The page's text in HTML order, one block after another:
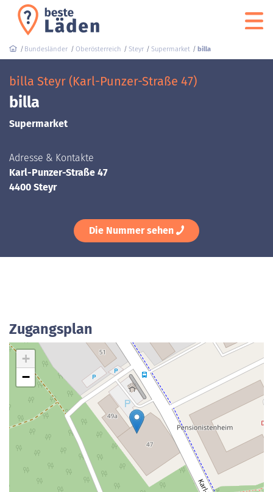
Bundesländer Oberösterreich Steyr Supermarket billa
billa Steyr (Karl-Punzer-Straße 47)
billa
Supermarket
Adresse & Kontakte
Karl-Punzer-Straße 47
4400 Steyr
Die Nummer sehen
Zugangsplan
+
−